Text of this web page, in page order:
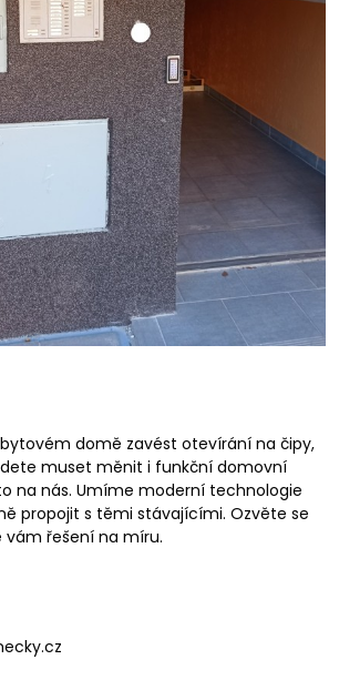
domě zavést otevírání na čipy,
muset měnit i funkční domovní
na nás. Umíme moderní technologie
propojit s těmi stávajícími. Ozvěte se
řešení na míru.